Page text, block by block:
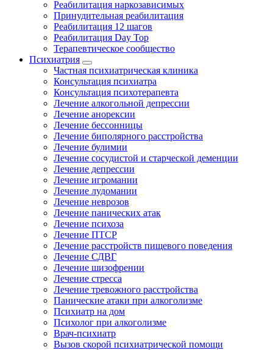
Реабилитация наркозависимых
Принудительная реабилитация
Реабилитация 12 шагов
Реабилитация Day Top
Терапевтическое сообщество
Психиатрия
Частная психиатрическая клиника
Консультация психиатра
Консультация психотерапевта
Лечение алкогольной депрессии
Лечение анорексии
Лечение бессонницы
Лечение биполярного расстройства
Лечение булимии
Лечение сосудистой и старческой деменции
Лечение депрессии
Лечение игромании
Лечение лудомании
Лечение неврозов
Лечение панических атак
Лечение психоза
Лечение ПТСР
Лечение расстройств пищевого поведения
Лечение СДВГ
Лечение шизофрении
Лечение стресса
Лечение тревожного расстройства
Панические атаки при алкоголизме
Психиатр на дом
Психолог при алкоголизме
Врач-психиатр
Вызов скорой психиатрической помощи